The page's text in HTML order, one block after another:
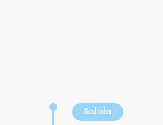
Salida